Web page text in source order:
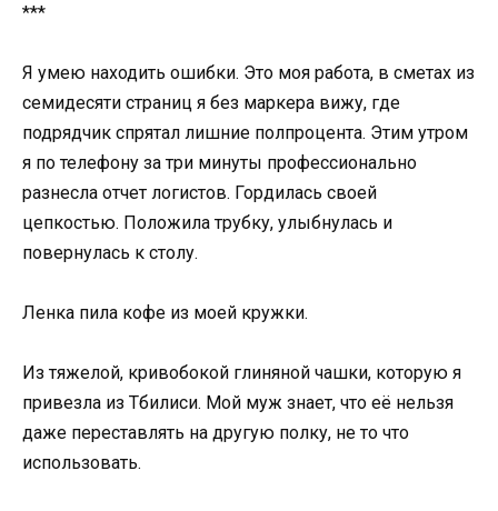
***
Я умею находить ошибки. Это моя работа, в сметах из
семидесяти страниц я без маркера вижу, где
подрядчик спрятал лишние полпроцента. Этим утром
я по телефону за три минуты профессионально
разнесла отчет логистов. Гордилась своей
цепкостью. Положила трубку, улыбнулась и
повернулась к столу.
Ленка пила кофе из моей кружки.
Из тяжелой, кривобокой глиняной чашки, которую я
привезла из Тбилиси. Мой муж знает, что её нельзя
даже переставлять на другую полку, не то что
использовать.